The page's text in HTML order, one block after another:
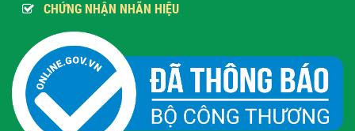
CHỨNG NHẬN NHÃN HIỆU